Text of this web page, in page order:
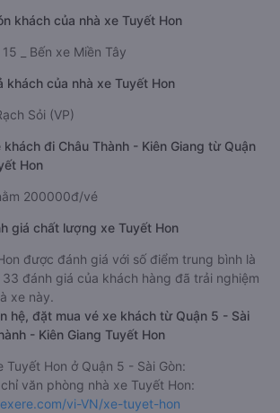
khách của nhà xe Tuyết Hon
_ Bến xe Miền Tây
khách của nhà xe Tuyết Hon
Sỏi (VP)
khách đi Châu Thành - Kiên Giang từ Quận
Hon
200000đ/vé
giá chất lượng xe Tuyết Hon
được đánh giá với số điểm trung bình là
đánh giá của khách hàng đã trải nghiệm
xe này.
hệ, đặt mua vé xe khách từ Quận 5 - Sài
- Kiên Giang Tuyết Hon
Tuyết Hon ở Quận 5 - Sài Gòn:
văn phòng nhà xe Tuyết Hon:
vi-VN/xe-tuyet-hon